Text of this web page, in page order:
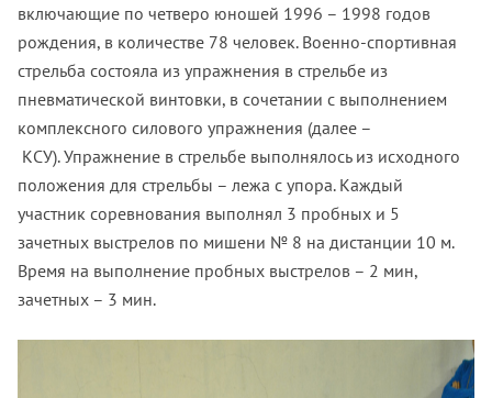
включающие по четверо юношей 1996 – 1998 годов
рождения, в количестве 78 человек. Военно-спортивная
стрельба состояла из упражнения в стрельбе из
пневматической винтовки, в сочетании с выполнением
комплексного силового упражнения (далее –
КСУ). Упражнение в стрельбе выполнялось из исходного
положения для стрельбы – лежа с упора. Каждый
участник соревнования выполнял 3 пробных и 5
зачетных выстрелов по мишени № 8 на дистанции 10 м.
Время на выполнение пробных выстрелов – 2 мин,
зачетных – 3 мин.